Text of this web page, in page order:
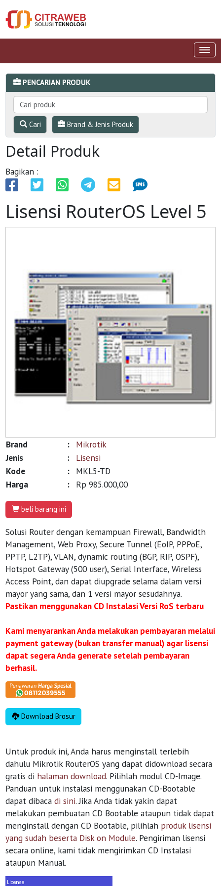
PENCARIAN PRODUK
Cari Brand & Jenis Produk
Detail Produk
Bagikan :
Lisensi RouterOS Level 5
Brand :
Mikrotik
Jenis
:
Lisensi
Kode
:
MKL5-TD
Harga
: Rp 985.000,00
beli barang ini
Solusi Router dengan kemampuan Firewall, Bandwidth
Management, Web Proxy, Secure Tunnel (EoIP, PPPoE,
PPTP, L2TP), VLAN, dynamic routing (BGP, RIP, OSPF),
Hotspot Gateway (500 user), Serial Interface, Wireless
Access Point, dan dapat diupgrade selama dalam versi
mayor yang sama, dan 1 versi mayor sesudahnya.
Pastikan menggunakan CD Instalasi Versi RoS terbaru
Kami menyarankan Anda melakukan pembayaran melalui
payment gateway (bukan transfer manual) agar lisensi
dapat segera Anda generate setelah pembayaran
berhasil.
Download Brosur
Untuk produk ini, Anda harus menginstall terlebih
dahulu Mikrotik RouterOS yang dapat didownload secara
gratis di halaman download. Pilihlah modul CD-Image.
Panduan untuk instalasi menggunakan CD-Bootable
dapat dibacadi sini. Jika Anda tidak yakin dapat
melakukan pembuatan CD Bootable ataupun tidak dapat
menginstall dengan CD Bootable, pilihlah produk lisensi
yang sudah beserta Disk on Module. Pengiriman lisensi
secara online, kami tidak mengirimkan CD Instalasi
ataupun Manual.